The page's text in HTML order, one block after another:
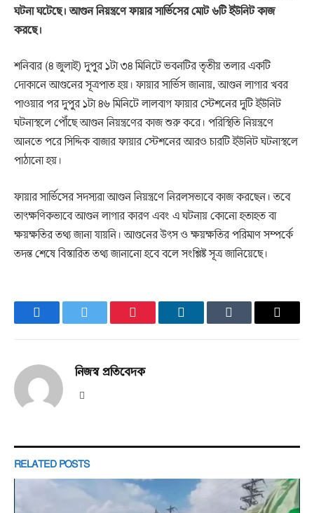
ঘটনা ঘটেছে। আগুন নিয়ন্ত্রণে ফায়ার সার্ভিসের মোট ৬টি ইউনিট কাজ
করছে।
শনিবার (৪ জুলাই) দুপুর ১টা ৩৪ মিনিটে ভবনটির তৃতীয় তলার একটি
দোকানে আগুনের সূত্রপাত হয়। ফায়ার সার্ভিস জানায়, আগুন লাগার খবর
পাওয়ার পর দুপুর ১টা ৪৬ মিনিটে লালবাগ ফায়ার স্টেশনের দুটি ইউনিট
ঘটনাস্থলে পৌঁছে আগুন নিয়ন্ত্রণের কাজ শুরু করে। পরিস্থিতি নিয়ন্ত্রণে
আনতে পরে সিদ্দিক বাজার ফায়ার স্টেশনের আরও চারটি ইউনিট ঘটনাস্থলে
পাঠানো হয়।
ফায়ার সার্ভিসের সদস্যরা আগুন নিয়ন্ত্রণে নিরলসভাবে কাজ করছেন। তবে
তাৎক্ষণিকভাবে আগুন লাগার কারণ এবং এ ঘটনায় কোনো হতাহত বা
ক্ষয়ক্ষতির তথ্য জানা যায়নি। আগুনের উৎস ও ক্ষয়ক্ষতির পরিমাণ সম্পর্কে
তদন্ত শেষে বিস্তারিত তথ্য জানানো হবে বলে সংশ্লিষ্ট সূত্র জানিয়েছে।
FacebookTwitter PinterestLinkedInTumblr Email
নিজস্ব প্রতিবেদক
RELATED POSTS